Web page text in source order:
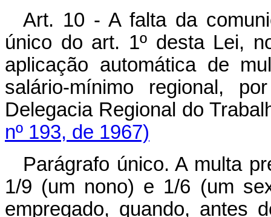
Art. 10 - A falta da
único do art. 1º desta Lei,
aplicação automática de
salário-mínimo regional,
Delegacia Regional do
nº 193, de 1967)
Parágrafo único. A multa
1/9 (um nono) e 1/6 (um
empregado, quando, antes